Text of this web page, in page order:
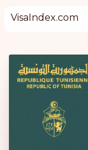
VisaIndex.com